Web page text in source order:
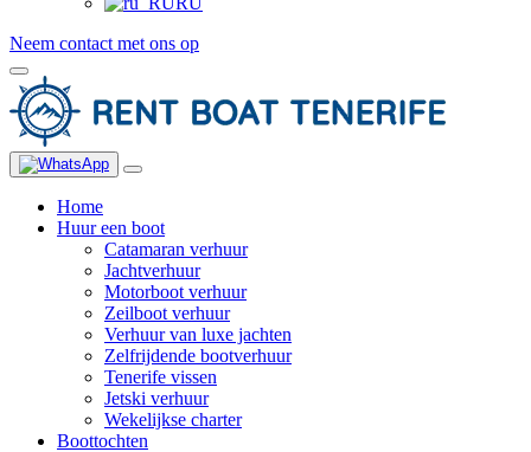
Neem contact met ons op
Home
Huur een boot
Catamaran verhuur
Jachtverhuur
Motorboot verhuur
Zeilboot verhuur
Verhuur van luxe jachten
Zelfrijdende bootverhuur
Tenerife vissen
Jetski verhuur
Wekelijkse charter
Boottochten